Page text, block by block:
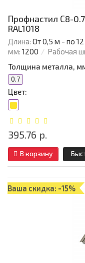
Профнастил С8-
RAL1018
Длина: От 0,5 м - по
мм: 1200 Рабочая
Толщина металла,
0.7
Цвет:
395.76 р.
В корзину
Ваша скидка: -15%